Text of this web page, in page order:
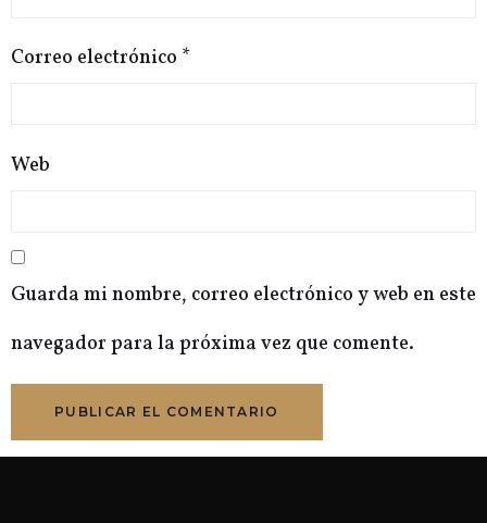
Correo electrónico *
Web
Guarda mi nombre, correo electrónico y web en este
navegador para la próxima vez que comente.